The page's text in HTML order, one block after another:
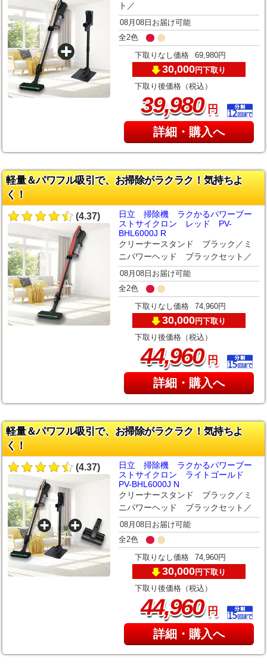
ト／
08月08日お届け可能
全2色
下取りなし価格 69,980円
30,000円下取り
下取り後価格（税込）
39,980円
詳細・購入へ
軽量＆パワフル吸引で、お掃除がラクラク！気持ちよ
く！
(4.37)
日立 掃除機 ラクかるパワーブー
ストサイクロン レッド PV-
BHL6000J R
クリーナースタンド ブラック／ミ
ニパワーヘッド ブラックセット／
08月08日お届け可能
全2色
下取りなし価格 74,960円
30,000円下取り
下取り後価格（税込）
44,960円
詳細・購入へ
軽量＆パワフル吸引で、お掃除がラクラク！気持ちよ
く！
(4.37)
日立 掃除機 ラクかるパワーブー
ストサイクロン ライトゴールド
PV-BHL6000J N
クリーナースタンド ブラック／ミ
ニパワーヘッド ブラックセット／
08月08日お届け可能
全2色
下取りなし価格 74,960円
30,000円下取り
下取り後価格（税込）
44,960円
詳細・購入へ